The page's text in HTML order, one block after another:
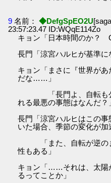
9 名前： ◆DefgSpEO2U
23:57:23.47 ID:WQqE114Zo
キョン「日本時間のか？
長門「涼宮ハルヒが基準に
キョン「まさに『世界があ
だな……」
「長門よ、自転も公
れる最悪の事態はなんだ？
長門「涼宮ハルヒはこの
いた場合、季節の変化が加
「また、自転が逆のま
性もある」
キョン「……それは、太陽
るってことか」